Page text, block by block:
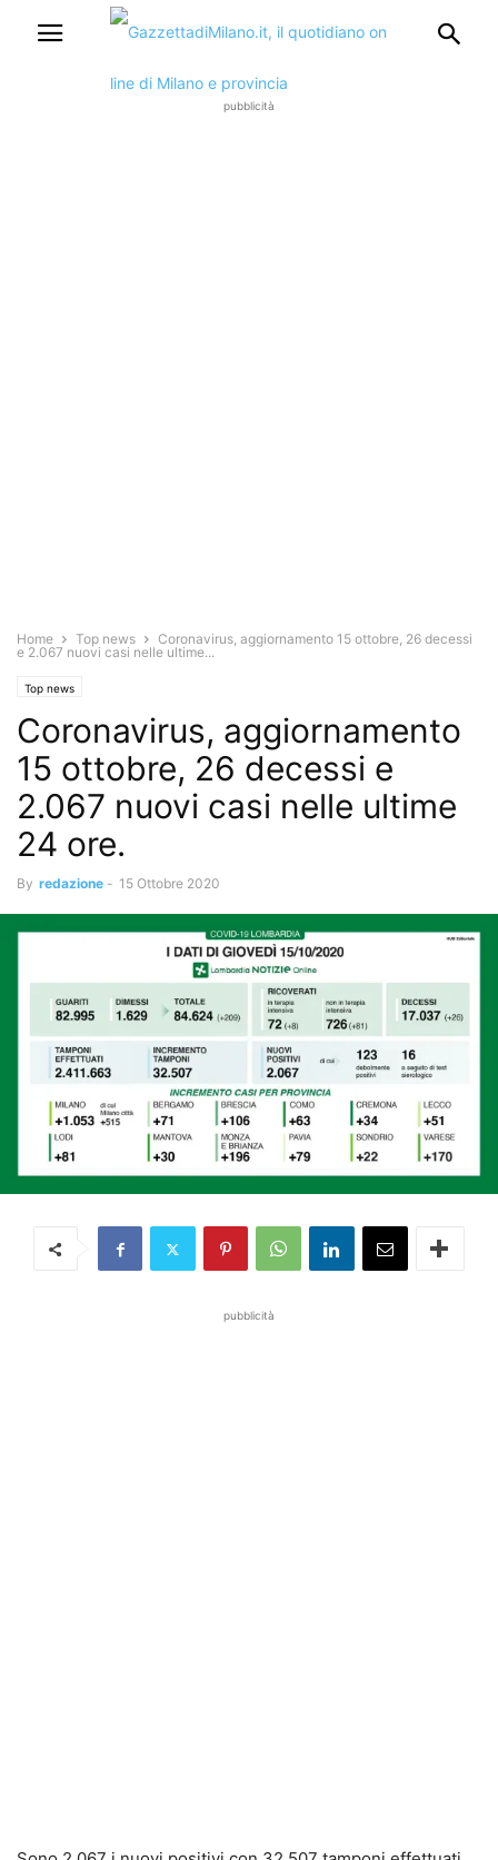
pubblicità
Home Top news
Coronavirus, aggiornamento 15 ottobre, 26 decessi
e 2.067 nuovi casi nelle ultime...
Top news
Coronavirus, aggiornamento
15 ottobre, 26 decessi e
2.067 nuovi casi nelle ultime
24 ore.
By redazione - 15 Ottobre 2020
pubblicità